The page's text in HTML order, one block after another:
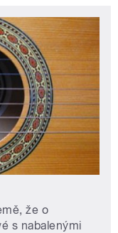
že o
s nabalenými